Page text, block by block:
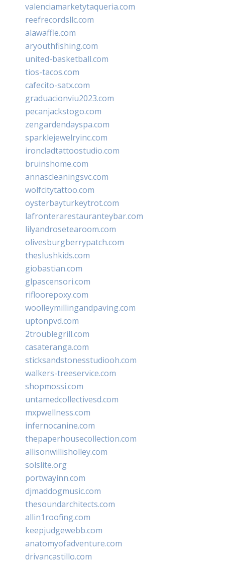
valenciamarketytaqueria.com
reefrecordsllc.com
alawaffle.com
aryouthfishing.com
united-basketball.com
tios-tacos.com
cafecito-satx.com
graduacionviu2023.com
pecanjackstogo.com
zengardendayspa.com
sparklejewelryinc.com
ironcladtattoostudio.com
bruinshome.com
annascleaningsvc.com
wolfcitytattoo.com
oysterbayturkeytrot.com
lafronterarestauranteybar.com
lilyandrosetearoom.com
olivesburgberrypatch.com
theslushkids.com
giobastian.com
glpascensori.com
rifloorepoxy.com
woolleymillingandpaving.com
uptonpvd.com
2troublegrill.com
casateranga.com
sticksandstonesstudiooh.com
walkers-treeservice.com
shopmossi.com
untamedcollectivesd.com
mxpwellness.com
infernocanine.com
thepaperhousecollection.com
allisonwillisholley.com
solslite.org
portwayinn.com
djmaddogmusic.com
thesoundarchitects.com
allin1roofing.com
keepjudgewebb.com
anatomyofadventure.com
drivancastillo.com